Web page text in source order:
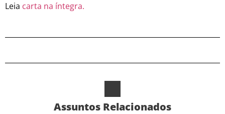
Leia carta na íntegra.
Assuntos Relacionados